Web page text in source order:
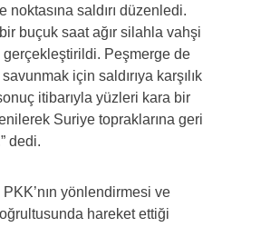
noktasına saldırı düzenledi.
buçuk saat ağır silahla vahşi
gerçekleştirildi. Peşmerge de
savunmak için saldırıya karşılık
itibarıyla yüzleri kara bir
Suriye topraklarına geri
dedi.
PKK’nın yönlendirmesi ve
hareket ettiği